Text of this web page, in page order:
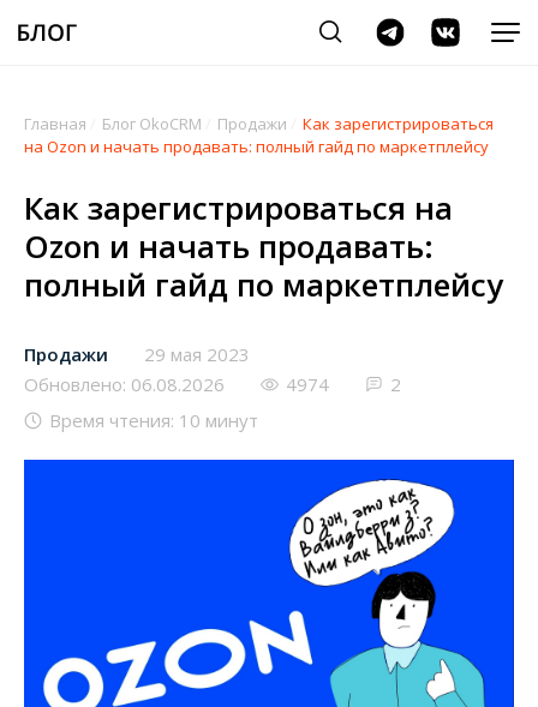
Главная Блог OkoCRM Продажи
Как зарегистрироваться
на Ozon и начать продавать: полный гайд по маркетплейсу
Как зарегистрироваться на
Ozon и начать продавать:
полный гайд по маркетплейсу
Продажи
29 мая 2023
Обновлено: 06.08.2026
4974
2
Время чтения: 10 минут